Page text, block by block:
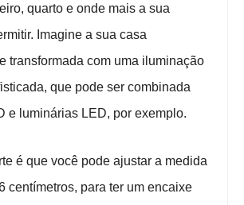
quarto e onde mais a sua
Imagine a sua casa
transformada com uma iluminação
que pode ser combinada
e luminárias LED, por exemplo.
é que você pode ajustar a medida
centímetros, para ter um encaixe